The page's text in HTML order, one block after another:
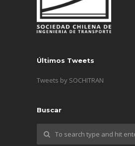
Últimos Tweets
Tweets by SOCHITRAN
Buscar